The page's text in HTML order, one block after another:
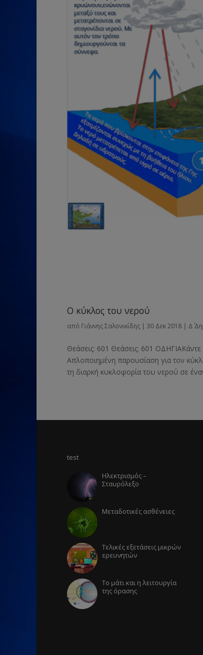
Ο κύκλος του νερού
από Γιάννης Σαλονικίδης | 30 Δεκ 2018 | Δ΄
Θεάσεις: 601 Θεάσεις: 601
Απλοποιημένη παρουσίαση για τον
τη διαρκή κυκλοφορία του νερού σε
test
Ηλεκτρισμός –
Σταυρόλεξο
Μεταδοτικές ασθένειες
Τελικές εξετάσεις μικρών
ερευνητών
Το μάτι και η λειτουργία
της όρασης